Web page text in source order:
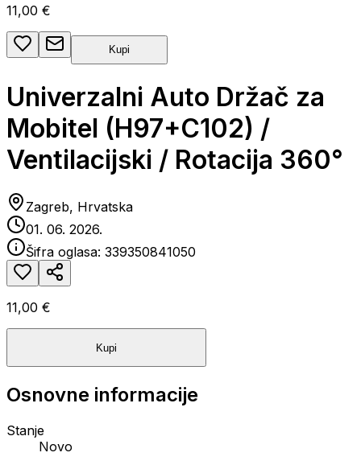
11,00 €
Kupi
Univerzalni Auto Držač za
Mobitel (H97+C102) /
Ventilacijski / Rotacija 360°
Zagreb, Hrvatska
01. 06. 2026.
Šifra oglasa: 339350841050
11,00 €
Kupi
Osnovne informacije
Stanje
Novo